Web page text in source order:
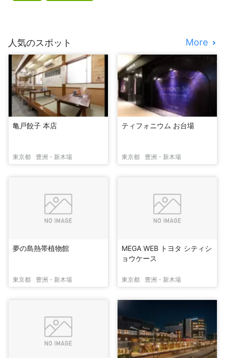
人気のスポット More
亀戸餃子 本店
東京都 豊洲・新木場
ティフォニウム お台場
東京都 豊洲・新木場
夢の島熱帯植物館
東京都 豊洲・新木場
MEGA WEB トヨタ シティシ
ョウケース
東京都 豊洲・新木場